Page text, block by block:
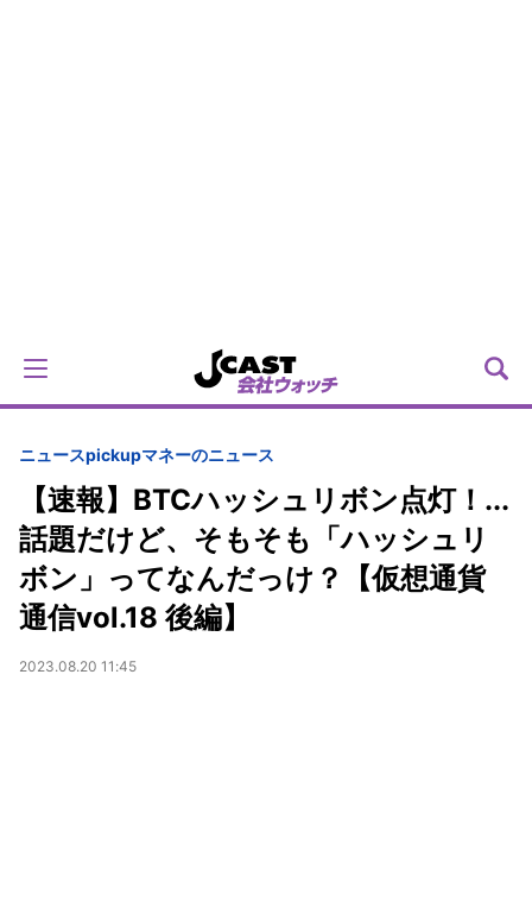
ニュースpickupマネーのニュース
【速報】BTCハッシュリボン点灯！...
話題だけど、そもそも「ハッシュリ
ボン」ってなんだっけ？【仮想通貨
通信vol.18 後編】
2023.08.20 11:45